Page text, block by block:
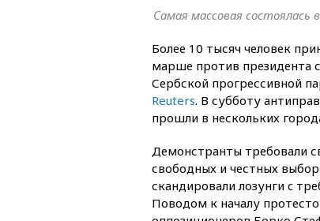
Самая массовая
Более 10 тысяч человек
марше против президента
Сербской прогрессивной
Reuters. В субботу
прошли в нескольких
Демонстранты требовали
свободных и честных
скандировали лозунги c
Поводом к началу